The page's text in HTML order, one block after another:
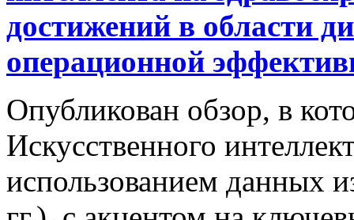
достижений в области
операционной
Опубликован обзор, в
Искусственного
использованием данных